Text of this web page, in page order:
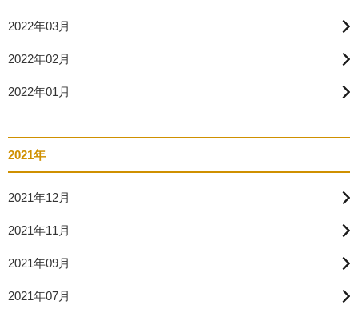
2022年03月
2022年02月
2022年01月
2021年
2021年12月
2021年11月
2021年09月
2021年07月